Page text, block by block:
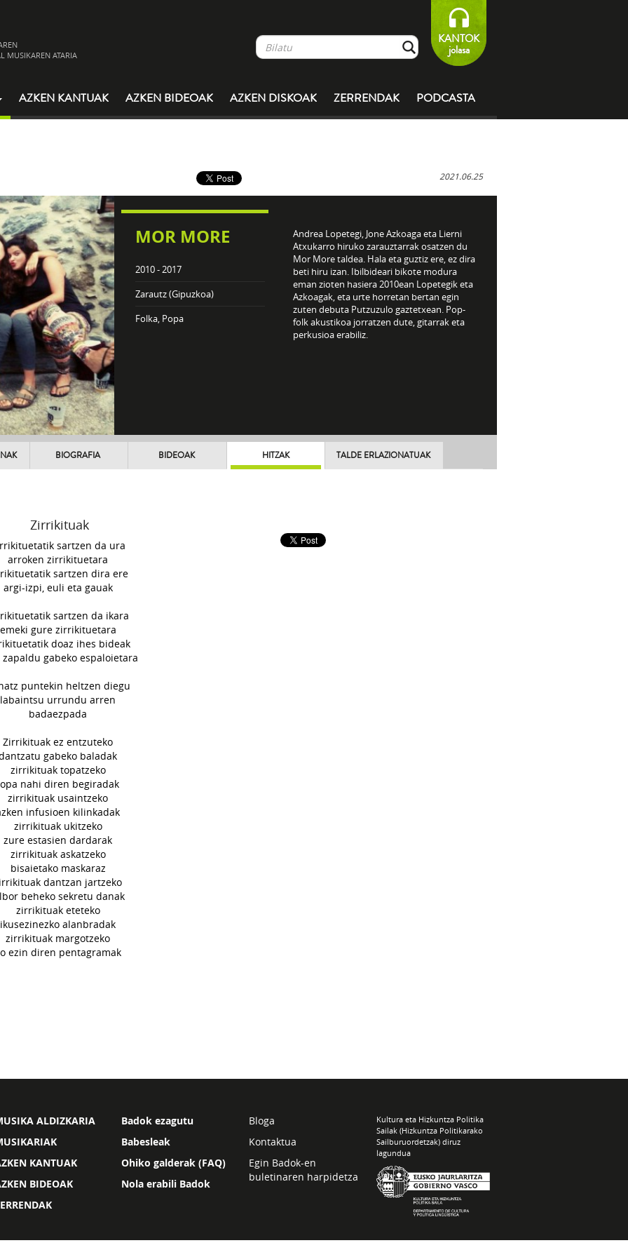
MUSIKAREN ATARIA
KANTOK
jolasa
AZKEN KANTUAK AZKEN BIDEOAK AZKEN DISKOAK ZERRENDAK PODCASTA
2021.06.25
MOR MORE
2010 - 2017
Zarautz (Gipuzkoa)
Folka, Popa
Andrea Lopetegi, Jone Azkoaga eta Lierni
Atxukarro hiruko zarauztarrak osatzen du
Mor More taldea. Hala eta guztiz ere, ez dira
beti hiru izan. Ibilbideari bikote modura
eman zioten hasiera 2010­ean Lopetegik eta
Azkoagak, eta urte horretan bertan egin
zuten debuta Putzuzulo gaztetxean. Pop-
folk akustikoa jorratzen dute, gitarrak eta
perkusioa erabiliz.
BIOGRAFIA BIDEOAK HITZAK TALDE ERLAZIONATUAK
Zirrikituak
sartzen da ura
arroken zirrikituetara
sartzen dira ere
argi-izpi, euli eta gauak
sartzen da ikara
emeki gure zirrikituetara
doaz ihes bideak
zapaldu gabeko espaloietara
puntekin heltzen diegu
labaintsu urrundu arren
badaezpada
Zirrikituak ez entzuteko
gabeko baladak
zirrikituak topatzeko
nahi diren begiradak
zirrikituak usaintzeko
infusioen kilinkadak
zirrikituak ukitzeko
zure estasien dardarak
zirrikituak askatzeko
bisaietako maskaraz
dantzan jartzeko
beheko sekretu danak
zirrikituak eteteko
ikusezinezko alanbradak
zirrikituak margotzeko
ezin diren pentagramak
ALDIZKARIA
KANTUAK
BIDEOAK
Badok ezagutu
Babesleak
Ohiko galderak (FAQ)
Nola erabili Badok
Bloga
Kontaktua
Egin Badok-en
buletinaren harpidetza
Kultura eta Hizkuntza Politika
Sailak (Hizkuntza Politikarako
Sailburuordetzak) diruz
lagundua